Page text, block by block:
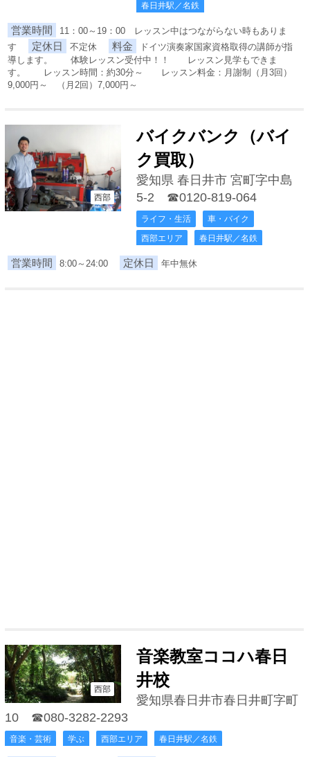
春日井駅／名鉄
営業時間
11：00～19：00 レッスン中はつながらない時もありま
す
定休日 不定休 料金
ドイツ演奏家国家資格取得の講師が指
導します。 体験レッスン受付中！！ レッスン見学もできま
す。 レッスン時間：約30分～ レッスン料金：月謝制（月3回）
9,000円～ （月2回）7,000円～
西部
バイクバンク（バイ
ク買取）
愛知県 春日井市 宮町字中島
5-2 ☎0120-819-064
ライフ・生活
車・バイク
西部エリア
春日井駅／名鉄
営業時間 8:00～24:00 定休日 年中無休
西部
音楽教室ココハ春日
井校
愛知県春日井市春日井町字町
10 ☎080-3282-2293
音楽・芸術 学ぶ 西部エリア 春日井駅／名鉄